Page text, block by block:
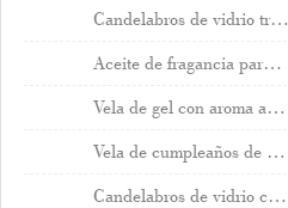
Candelabros de vidrio transparente
Aceite de fragancia para difusor
Vela de gel con aroma a frutos rojos claros
Vela de cumpleaños de soja
Candelabros de vidrio coloreado